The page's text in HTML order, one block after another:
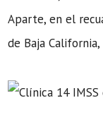
Aparte, en el
de Baja